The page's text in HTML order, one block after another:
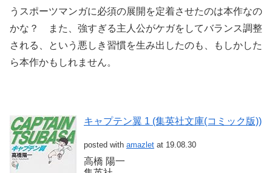
うスポーツマンガに必須の展開を定着させたのは本作なの
かな？ また、強すぎる主人公がケガをしてバランス調整
される、という悪しき習慣を生み出したのも、もしかした
ら本作かもしれません。
キャプテン翼 1 (集英社文庫(コミック版))
posted with amazlet at 19.08.30
高橋 陽一